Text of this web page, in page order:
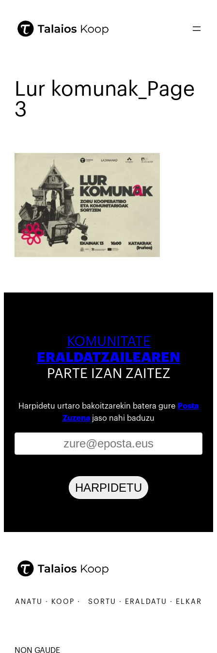
Lur komunak_Page
3
KOMUNITATE
ERALDATZAILEAREN
PARTE IZAN ZAITEZ
Harpidetu urtaro bakoitzarekin batera gure Posta
Zuzena jaso nahi baduzu
HARPIDETU
· KOOP · SORTU · ERALDATU ·
NON GAUDE